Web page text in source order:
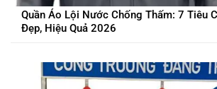
Quần Áo Lội Nước Chống Thấm: 7 Tiêu
Đẹp, Hiệu Quả 2026